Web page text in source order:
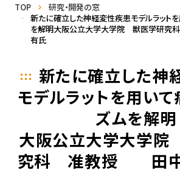
TOP
研究・開発の窓
新たに確立した神経変性疾患モデルラット
を解明大阪公立大学大学院 獣医学研
有氏
新たに確立した神
モデルラットを用い
ズムを解明
大阪公立大学大学
究科 准教授 田中